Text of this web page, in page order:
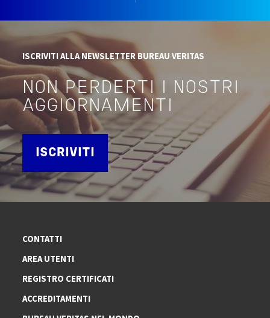
ISCRIVITI ALLA NEWSLETTER BUREAU VERITAS
NON PERDERTI I NOSTRI
AGGIORNAMENTI
ISCRIVITI
CONTATTI
AREA UTENTI
REGISTRO CERTIFICATI
ACCREDITAMENTI